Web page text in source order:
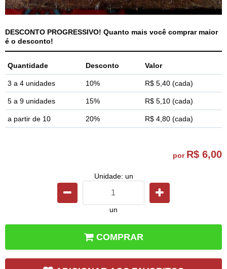
DESCONTO PROGRESSIVO! Quanto mais você comprar maior
é o desconto!
Quantidade Desconto Valor
3 a 4 unidades 10% R$ 5,40 (cada)
5 a 9 unidades 15% R$ 5,10 (cada)
a partir de 10 20% R$ 4,80 (cada)
por R$ 6,00
Unidade: un
un
COMPRAR